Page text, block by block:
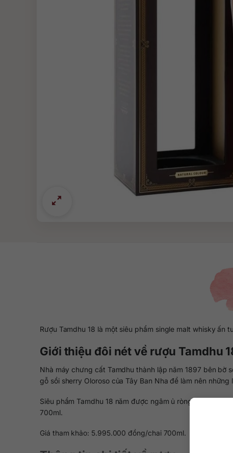
Rượu Tamdhu 18 là một siêu phẩm single malt whisky
Giới thiệu đôi nét về rượu Tamdhu
Nhà máy chưng cất Tamdhu thành lập năm 1897 bên
gỗ sồi sherry Oloroso của Tây Ban Nha để làm nên
Siêu phẩm Tamdhu 18 năm được ngâm ủ ròng rã trong
700ml.
Giá tham khảo: 5.995.000 đồng/chai 700ml.